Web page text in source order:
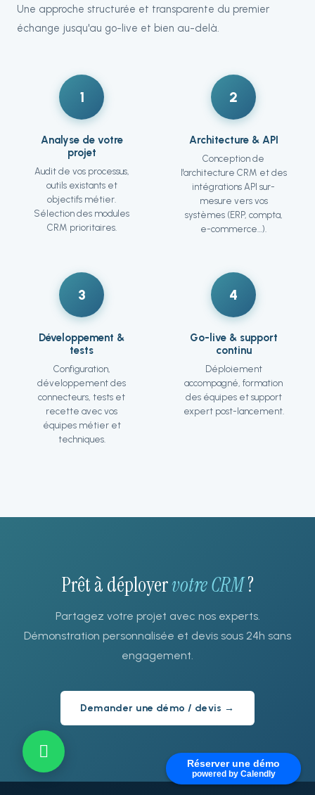
Réserver une démo
powered by Calendly
Une approche structurée et transparente du premier
échange jusqu'au go-live et bien au-delà.
1
Analyse de votre
projet
Audit de vos processus,
outils existants et
objectifs métier.
Sélection des modules
CRM prioritaires.
2
Architecture & API
Conception de
l'architecture CRM et des
intégrations API sur-
mesure vers vos
systèmes (ERP, compta,
e-commerce…).
3
Développement &
tests
Configuration,
développement des
connecteurs, tests et
recette avec vos
équipes métier et
techniques.
4
Go-live & support
continu
Déploiement
accompagné, formation
des équipes et support
expert post-lancement.
Prêt à déployervotre CRM?
Partagez votre projet avec nos experts.
Démonstration personnalisée et devis sous 24h sans
engagement.
Demander une démo / devis →